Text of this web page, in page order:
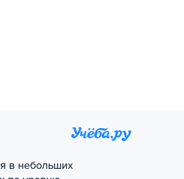
в небольших